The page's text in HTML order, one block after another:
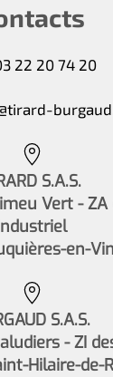
22 20 74 20
S.A.S.
Vert -
en-
S.A.S.
- ZI
Hilaire-de-